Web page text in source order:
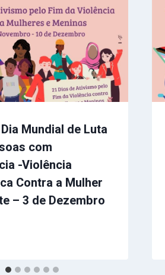
Mundial de Luta
com
-Violência
Contra a Mulher
– 3 de Dezembro